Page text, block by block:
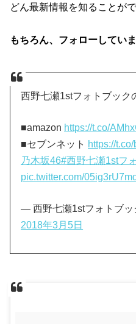
どん最新情報を知ることがで
もちろん、フォローしてい
西野七瀬1stフォトブック
■amazon https://t.co/
■セブンネット https://
乃木坂46#西野七瀬1stフ
pic.twitter.com/05ig3rU7md
— 西野七瀬1stフォトブッ
2018年3月5日